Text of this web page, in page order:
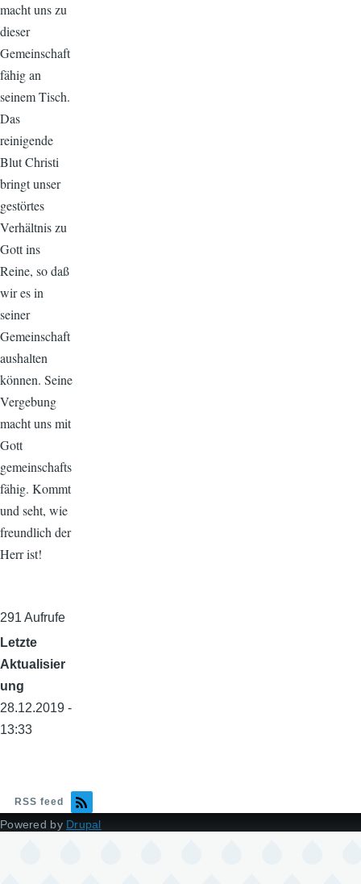
macht uns zu
dieser
Gemeinschaft
fähig an
seinem Tisch.
Das
reinigende
Blut Christi
bringt unser
gestörtes
Verhältnis zu
Gott ins
Reine, so daß
wir es in
seiner
Gemeinschaft
aushalten
können. Seine
Vergebung
macht uns mit
Gott
gemeinschafts
fähig. Kommt
und seht, wie
freundlich der
Herr ist!
291 Aufrufe
Letzte
Aktualisier
ung
28.12.2019 -
13:33
RSS feed
Powered by Drupal